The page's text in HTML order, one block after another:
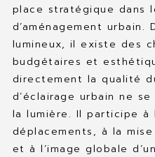
CONTACT
place stratégique dans
d’aménagement
lumineux, il existe des
budgétaires et
directement la qualité
d’éclairage urbain ne
la lumière. Il participe à
déplacements, à la
et à l’image globale